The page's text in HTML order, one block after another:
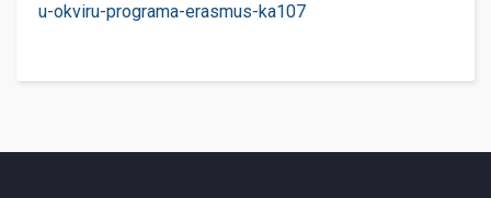
u-okviru-programa-erasmus-ka107